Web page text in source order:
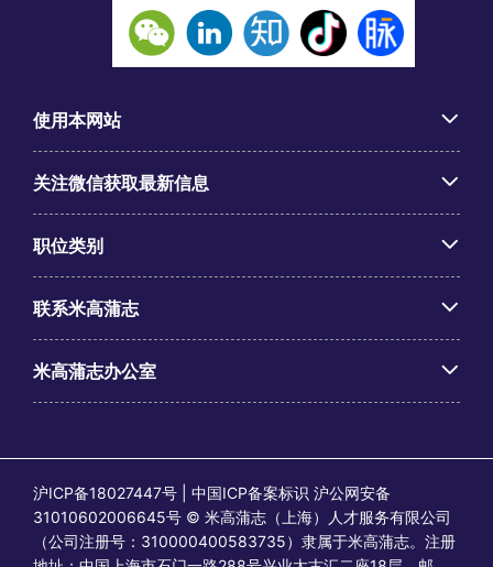
使用本网站
关注微信获取最新信息
职位类别
联系米高蒲志
米高蒲志办公室
沪ICP备18027447号 | 中国ICP备案标识 沪公网安备
31010602006645号 © 米高蒲志（上海）人才服务有限公司
（公司注册号：310000400583735）隶属于米高蒲志。注册